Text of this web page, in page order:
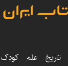
تاریخ‌ علم